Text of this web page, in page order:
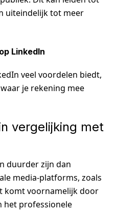
uiteindelijk tot meer
LinkedIn
veel voordelen biedt,
je rekening mee
vergelijking met
duurder zijn dan
media-platforms, zoals
komt voornamelijk door
het professionele